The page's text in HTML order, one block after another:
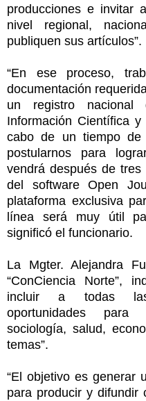
producciones e invitar
nivel regional,
publiquen sus artículos”.
“En ese proceso,
documentación
un registro nacional
Información Científica
cabo de un tiempo de
postularnos para
vendrá después de
del software Open
plataforma exclusiva
línea será muy útil
significó el funcionario.
La Mgter. Alejandra
“ConCiencia Norte”,
incluir a todas las
oportunidades para
sociología, salud,
temas”.
“El objetivo es generar
para producir y difundir